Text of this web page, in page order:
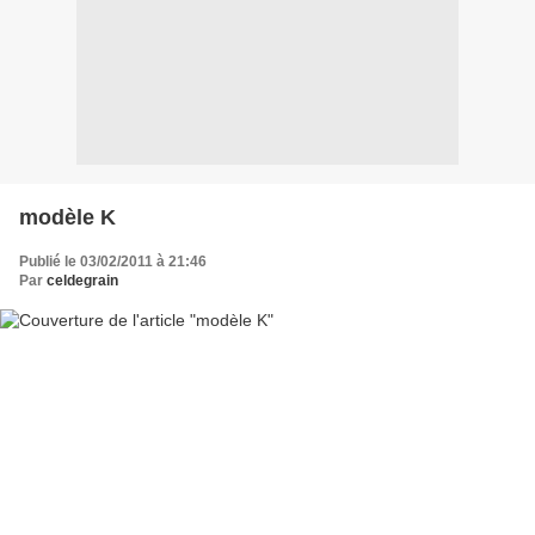
modèle K
Publié le 03/02/2011 à 21:46
Par celdegrain